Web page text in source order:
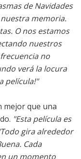
de Navidades
memoria.
O nos estamos
nuestros
no
verá la locura
película!"
mejor que una
"Esta película es
gira alrededor
Cada
un momento